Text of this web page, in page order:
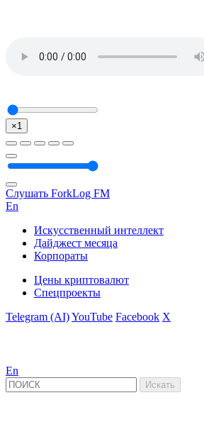
×1
Слушать ForkLog FM
En
Искусственный интеллект
Дайджест месяца
Корпораты
Цены криптовалют
Спецпроекты
Telegram (AI)YouTube Facebook X
En